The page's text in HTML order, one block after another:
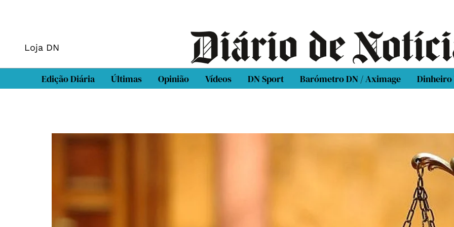
Loja DN
Edição Diária Últimas Opinião Vídeos DN Sport Barómetro DN / Aximage Dinheiro